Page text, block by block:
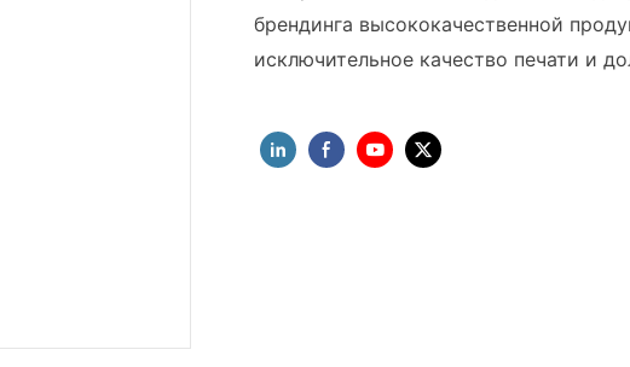
брендинга высококачественной
исключительное качество печати и